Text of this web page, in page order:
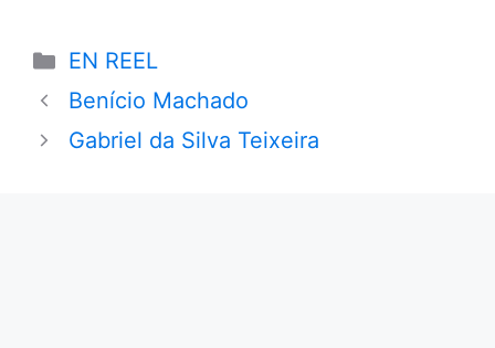
Categories
EN REEL
Benício Machado
Gabriel da Silva Teixeira